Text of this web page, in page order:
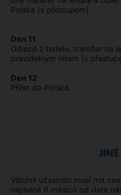
Polska (s přestupem).
Den 11
Odjezd z hotelu, transfer na
pravidelným letem (s
Den 12
Přílet do Polska.
JINÉ
Všichni účastníci musí mít
nejméně 6 měsíců od data